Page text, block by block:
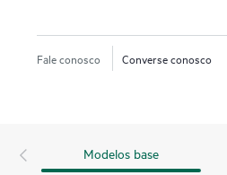
Fale conosco Converse conosco
Modelos base